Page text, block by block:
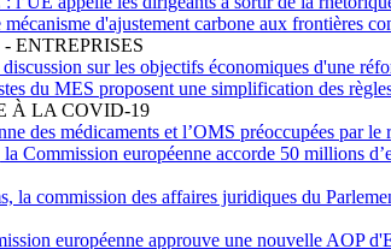
mécanisme d'ajustement carbone aux frontières
ENTREPRISES
sur les objectifs économiques d'une
du MES proposent une simplification des
À LA COVID-19
des médicaments et l’OMS préoccupées par
Commission européenne accorde 50 millions
la commission des affaires juridiques du
européenne approuve une nouvelle AOP